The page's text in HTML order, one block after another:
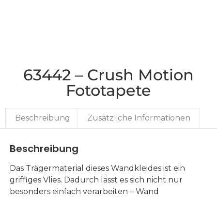
63442 – Crush Motion
Fototapete
Beschreibung Zusätzliche Informationen
Beschreibung
Das Trägermaterial dieses Wandkleides ist ein
griffiges Vlies. Dadurch lässt es sich nicht nur
besonders einfach verarbeiten – Wand